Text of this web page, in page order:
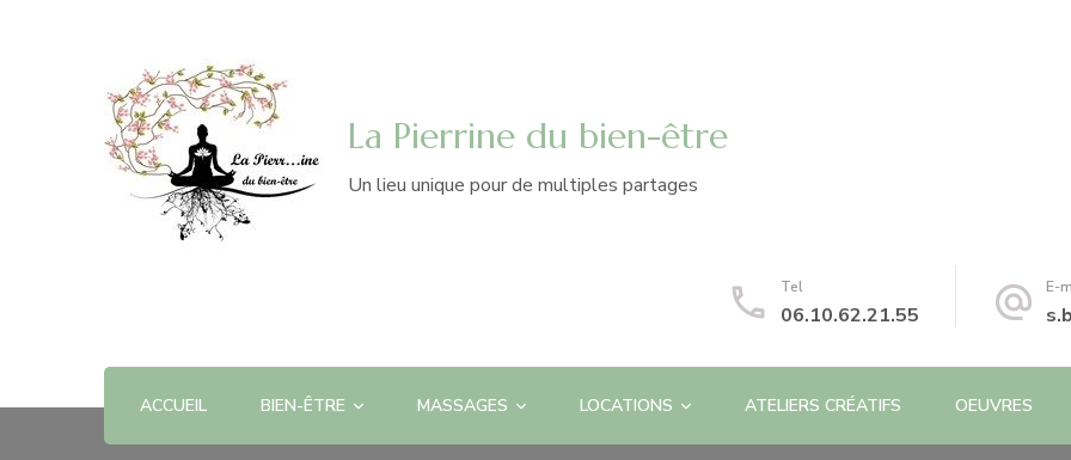
La Pierrine du bien-être
Un lieu unique pour de multiples partages
Tel
06.10.62.21.55
E-
ACCUEIL BIEN-ÊTRE MASSAGES LOCATIONS ATELIERS CRÉATIFS OEUVRES